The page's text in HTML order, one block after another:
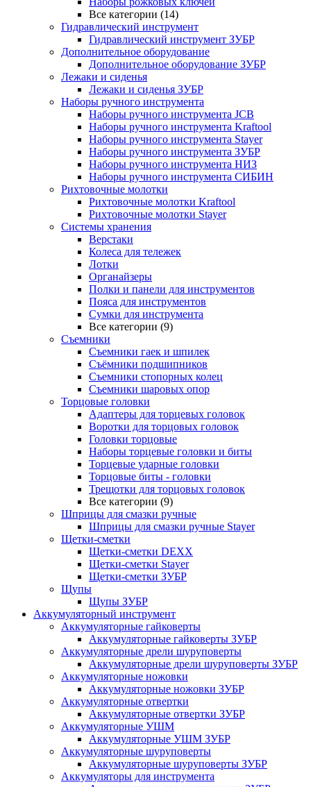
Все категории (14)
Гидравлический инструмент
Гидравлический инструмент ЗУБР
Дополнительное оборудование
Дополнительное оборудование ЗУБР
Лежаки и сиденья
Лежаки и сиденья ЗУБР
Наборы ручного инструмента
Наборы ручного инструмента JCB
Наборы ручного инструмента Kraftool
Наборы ручного инструмента Stayer
Наборы ручного инструмента ЗУБР
Наборы ручного инструмента НИЗ
Наборы ручного инструмента СИБИН
Рихтовочные молотки
Рихтовочные молотки Kraftool
Рихтовочные молотки Stayer
Системы хранения
Верстаки
Колеса для тележек
Лотки
Органайзеры
Полки и панели для инструментов
Пояса для инструментов
Сумки для инструмента
Все категории (9)
Съемники
Съемники гаек и шпилек
Съёмники подшипников
Съемники стопорных колец
Съемники шаровых опор
Торцовые головки
Адаптеры для торцевых головок
Воротки для торцовых головок
Головки торцовые
Наборы торцевые головки и биты
Торцевые ударные головки
Торцовые биты - головки
Трещотки для торцовых головок
Все категории (9)
Шприцы для смазки ручные
Шприцы для смазки ручные Stayer
Щетки-сметки
Щетки-сметки DEXX
Щетки-сметки Stayer
Щетки-сметки ЗУБР
Щупы
Щупы ЗУБР
Аккумуляторный инструмент
Аккумуляторные гайковерты
Аккумуляторные гайковерты ЗУБР
Аккумуляторные дрели шуруповерты
Аккумуляторные дрели шуруповерты ЗУБР
Аккумуляторные ножовки
Аккумуляторные ножовки ЗУБР
Аккумуляторные отвертки
Аккумуляторные отвертки ЗУБР
Аккумуляторные УШМ
Аккумуляторные УШМ ЗУБР
Аккумуляторные шуруповерты
Аккумуляторные шуруповерты ЗУБР
Аккумуляторы для инструмента